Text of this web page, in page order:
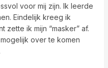
voor mij zijn. Ik leerde
Eindelijk kreeg ik
zette ik mijn “masker” af.
over te komen